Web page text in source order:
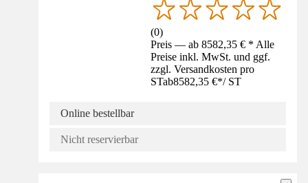
(0)
Preis — ab 8582,35 € * Alle
Preise inkl. MwSt. und ggf.
zzgl. Versandkosten pro
STab8582,35 €*/ ST
Online bestellbar
Nicht reservierbar